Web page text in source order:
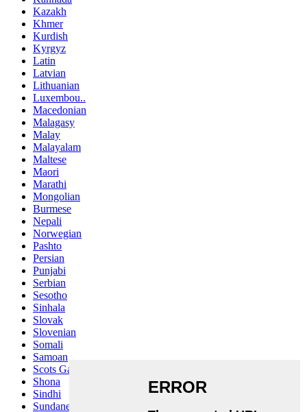
Kazakh
Khmer
Kurdish
Kyrgyz
Latin
Latvian
Lithuanian
Luxembou..
Macedonian
Malagasy
Malay
Malayalam
Maltese
Maori
Marathi
Mongolian
Burmese
Nepali
Norwegian
Pashto
Persian
Punjabi
Serbian
Sesotho
Sinhala
Slovak
Slovenian
Somali
Samoan
Scots Gaelic
Shona
Sindhi
Sundanese